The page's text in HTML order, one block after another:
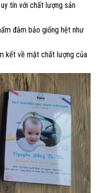
tín với chất lượng sản
đảm bảo giống hệt như
kết về mặt chất lượng của